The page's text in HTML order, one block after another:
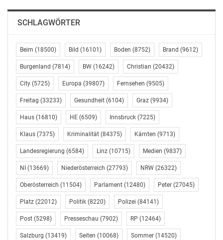
„Das Budget hält nicht, was das Regierungsabkommen
und was der ehemalige Außenminister Sebastian Kurz
Ankündigungen sowohl des Regierungsprogrammes als
auch des Wahlprogrammes von Sebastian Kurz nicht im
Budget wiederfinden. „Aus Leuchttürmen werden nur
Grablichter von zu Tode gesparten Programmen und
Projekten, sei es in der Entwicklungszusammenarbeit
oder in der Humanitären Hilfe“, erinnert Bayr an das
Kürzen des Auslandskatastrophenfonds im
Budgetentwurf, obwohl Sebastian Kurz dessen
Verdreifachung im ÖVP-Wahlprogramm angekündigt
hatte. (Schluss) np/mr
SPÖ-Bundesorganisation, Pressedienst, Löwelstraße
18, 1014 Wien,
01/53427-275
http://www.spoe.at/online/page.php?P=100493
OTS-ORIGINALTEXT PRESSEAUSSENDUNG UNTER
SCHLAGWÖRTER
Beim (18500) Bild (16101) Boden (8752) Brand (9612)
Burgenland (7814) BW (16242) Christian (20432)
City (5725) Europa (39807) Fernsehen (9505)
Freitag (33233) Gesundheit (6104) Graz (9934)
Haus (16810) HE (6509) Innsbruck (7225)
Klaus (7375) Kriminalität (84375) Kärnten (9713)
Landesregierung (6584) Linz (10715) Medien (9837)
NI (13669) Niederösterreich (27793) NRW (26322)
Oberösterreich (11504) Parlament (12480) Peter (27045)
Platz (22012) Politik (8220) Polizei (84141)
Post (5298) Presseschau (7902) RP (12464)
Salzburg (13419) Seiten (10068) Sommer (14520)